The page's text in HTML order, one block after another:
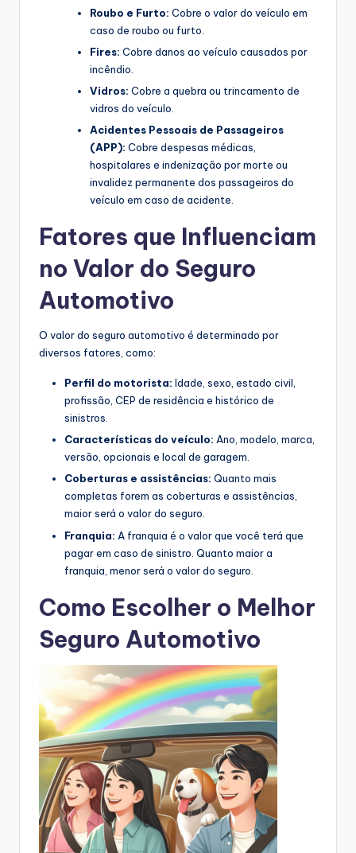
Roubo e Furto: Cobre o valor do veículo em
caso de roubo ou furto.
Fires: Cobre danos ao veículo causados por
incêndio.
Vidros: Cobre a quebra ou trincamento de
vidros do veículo.
Acidentes Pessoais de Passageiros
(APP): Cobre despesas médicas,
hospitalares e indenização por morte ou
invalidez permanente dos passageiros do
veículo em caso de acidente.
Fatores que Influenciam
no Valor do Seguro
Automotivo
O valor do seguro automotivo é determinado por
diversos fatores, como:
Perfil do motorista: Idade, sexo, estado civil,
profissão, CEP de residência e histórico de
sinistros.
Características do veículo: Ano, modelo, marca,
versão, opcionais e local de garagem.
Coberturas e assistências: Quanto mais
completas forem as coberturas e assistências,
maior será o valor do seguro.
Franquia: A franquia é o valor que você terá que
pagar em caso de sinistro. Quanto maior a
franquia, menor será o valor do seguro.
Como Escolher o Melhor
Seguro Automotivo